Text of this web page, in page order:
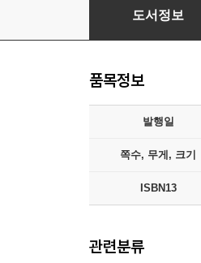
기술이 인류를 구
도서정보
품목정보
발행일
쪽수, 무게, 크기
ISBN13
관련분류